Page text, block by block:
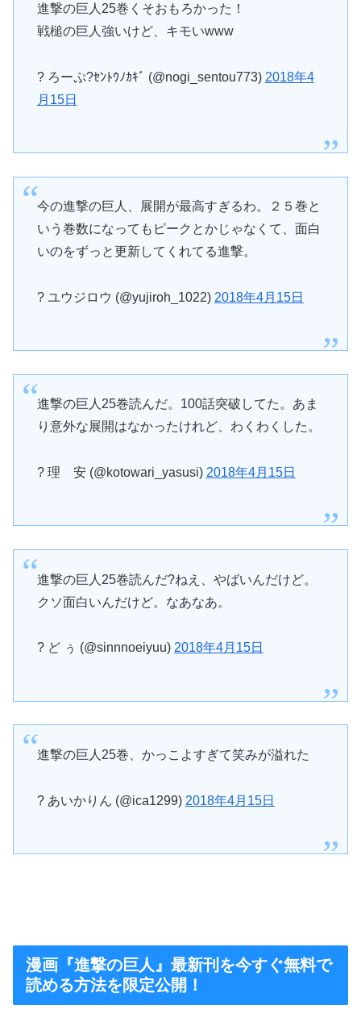
進撃の巨人25巻くそおもろかった！
戦槌の巨人強いけど、キモいwww
? ろーぷ?ｾﾝﾄｳﾉｶｷﾞ (@nogi_sentou773) 2018年4
月15日
今の進撃の巨人、展開が最高すぎるわ。２５巻と
いう巻数になってもピークとかじゃなくて、面白
いのをずっと更新してくれてる進撃。
? ユウジロウ (@yujiroh_1022) 2018年4月15日
進撃の巨人25巻読んだ。100話突破してた。あま
り意外な展開はなかったけれど、わくわくした。
? 理 安 (@kotowari_yasusi) 2018年4月15日
進撃の巨人25巻読んだ?ねえ、やばいんだけど。
クソ面白いんだけど。なあなあ。
? ど ぅ (@sinnnoeiyuu) 2018年4月15日
進撃の巨人25巻、かっこよすぎて笑みが溢れた
? あいかりん (@ica1299) 2018年4月15日
漫画『進撃の巨人』最新刊を今すぐ無料で
読める方法を限定公開！